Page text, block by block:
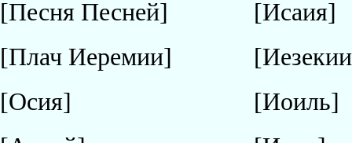
[Песня Песней]
[Исаия]
[Плач Иеремии]
[Осия]
[Иоиль]